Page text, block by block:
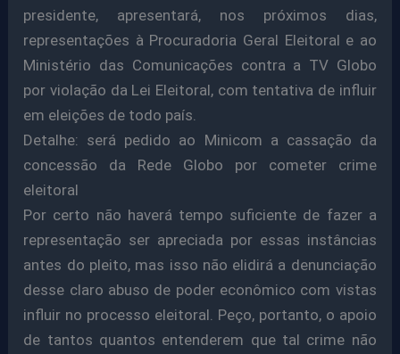
presidente, apresentará, nos próximos dias,
representações à Procuradoria Geral Eleitoral e ao
Ministério das Comunicações contra a TV Globo
por violação da Lei Eleitoral, com tentativa de influir
em eleições de todo país.
Detalhe: será pedido ao Minicom a cassação da
concessão da Rede Globo por cometer crime
eleitoral
Por certo não haverá tempo suficiente de fazer a
representação ser apreciada por essas instâncias
antes do pleito, mas isso não elidirá a denunciação
desse claro abuso de poder econômico com vistas
influir no processo eleitoral. Peço, portanto, o apoio
de tantos quantos entenderem que tal crime não